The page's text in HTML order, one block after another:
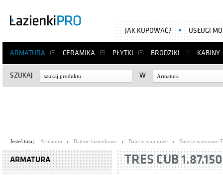
ARMATURA CERAMIKA PŁYTKI BRODZIKI KABINY
JAK KUPOWAĆ? USŁUGI
SZUKAJ W Armatura
Jesteś tutaj: Armatura Baterie łazienkowe Baterie wannowe Baterie wannowe
ARMATURA TRES CUB 1.87.150